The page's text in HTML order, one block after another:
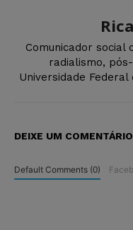
Comunicador social
radialismo,
Universidade Federal
DEIXE UM COMENTÁRIO
Default Comments (0)